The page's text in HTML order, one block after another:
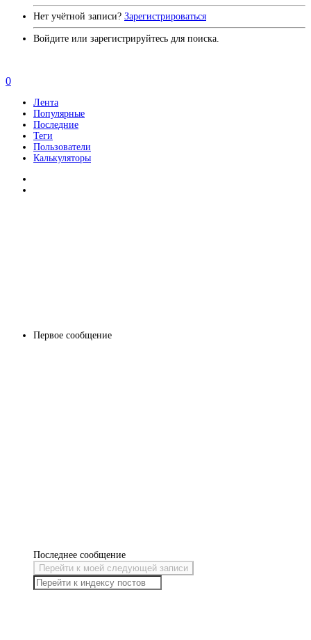
Нет учётной записи? Зарегистрироваться
Войдите или зарегистрируйтесь для поиска.
Первое сообщение
Последнее сообщение
Перейти к моей следующей записи
0
Лента
Популярные
Последние
Теги
Пользователи
Калькуляторы